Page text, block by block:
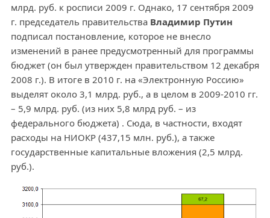
млрд. руб. к росписи 2009 г. Однако, 17 сентября 2009
г. председатель правительства Владимир Путин
подписал постановление, которое не внесло
изменений в ранее предусмотренный для программы
бюджет (он был утвержден правительством 12 декабря
2008 г.). В итоге в 2010 г. на «Электронную Россию»
выделят около 3,1 млрд. руб., а в целом в 2009-2010 гг.
– 5,9 млрд. руб. (из них 5,8 млрд руб. – из
федерального бюджета) . Сюда, в частности, входят
расходы на НИОКР (437,15 млн. руб.), а также
государственные капитальные вложения (2,5 млрд.
руб.).